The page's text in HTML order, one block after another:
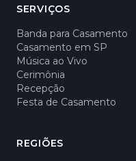
SERVIÇOS
Banda para Casamento
Casamento em SP
Música ao Vivo
Cerimônia
Recepção
Festa de Casamento
REGIÕES